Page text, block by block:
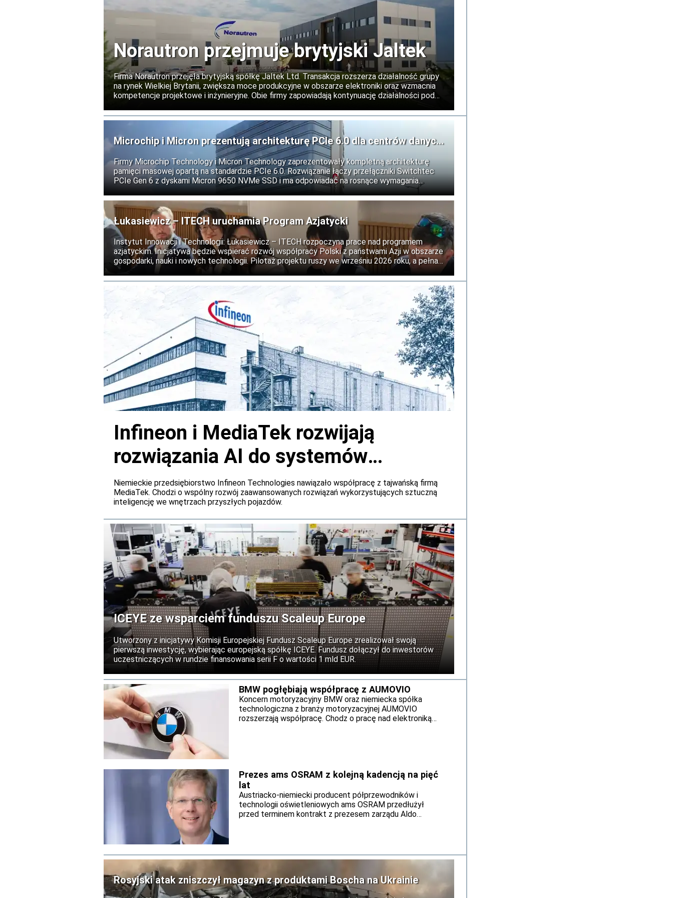
Norautron przejmuje brytyjski Jaltek
Firma Norautron przejęła brytyjską spółkę Jaltek Ltd. Transakcja rozszerza działalność grupy
na rynek Wielkiej Brytanii, zwiększa moce produkcyjne w obszarze elektroniki oraz wzmacnia
kompetencje projektowe i inżynieryjne. Obie firmy zapowiadają kontynuację działalności pod
Microchip i Micron prezentują architekturę PCIe 6.0 dla centrów danych
Firmy Microchip Technology i Micron Technology zaprezentowały kompletną architekturę
pamięci masowej opartą na standardzie PCIe 6.0. Rozwiązanie łączy przełączniki Switchtec
PCIe Gen 6 z dyskami Micron 9650 NVMe SSD i ma odpowiadać na rosnące wymagania
centrów danych obsługujących sztuczną inteligencję, obliczenia wysokiej wydajności oraz
usługi chmurowe.
Łukasiewicz – ITECH uruchamia Program Azjatycki
Instytut Innowacji i Technologii: Łukasiewicz – ITECH rozpoczyna prace nad programem
azjatyckim. Inicjatywa będzie wspierać rozwój współpracy Polski z państwami Azji w obszarze
gospodarki, nauki i nowych technologii. Pilotaż projektu ruszy we wrześniu 2026 roku, a pełna
realizacja programu planowana jest na 2027 rok.
Infineon i MediaTek rozwijają
rozwiązania AI do systemów
pokładowych samochodów
Niemieckie przedsiębiorstwo Infineon Technologies nawiązało współpracę z tajwańską firmą
MediaTek. Chodzi o wspólny rozwój zaawansowanych rozwiązań wykorzystujących sztuczną
inteligencję we wnętrzach przyszłych pojazdów.
ICEYE ze wsparciem funduszu Scaleup Europe
Utworzony z inicjatywy Komisji Europejskiej Fundusz Scaleup Europe zrealizował swoją
pierwszą inwestycję, wybierając europejską spółkę ICEYE. Fundusz dołączył do inwestorów
uczestniczących w rundzie finansowania serii F o wartości 1 mld EUR.
BMW pogłębiają współpracę z AUMOVIO
Koncern motoryzacyjny BMW oraz niemiecka spółka
technologiczna z branży motoryzacyjnej AUMOVIO
rozszerzają współpracę. Chodz o pracę nad elektroniką
Prezes ams OSRAM z kolejną kadencją na pięć
lat
Austriacko-niemiecki producent półprzewodników i
technologii oświetleniowych ams OSRAM przedłużył
przed terminem kontrakt z prezesem zarządu Aldo
koncernu. Po sprzedaży działalności związanej z
nieoptycznymi czujnikami ams OSRAM zamierza rozwijać
rozszerzonej rzeczywistości (AR) i transmisji danych.
Rosyjski atak zniszczył magazyn z produktami Boscha na Ukrainie